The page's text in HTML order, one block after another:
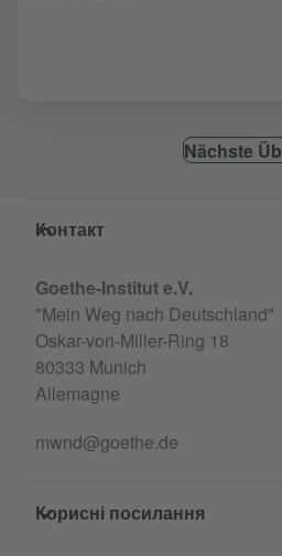
Nächste
Service- und
Контакт
Goethe-Institut e.V.
"Mein Weg nach Deutschland"
Oskar-von-Miller-Ring 18
80333 Munich
Allemagne
mwnd@goethe.de
Корисні посилання